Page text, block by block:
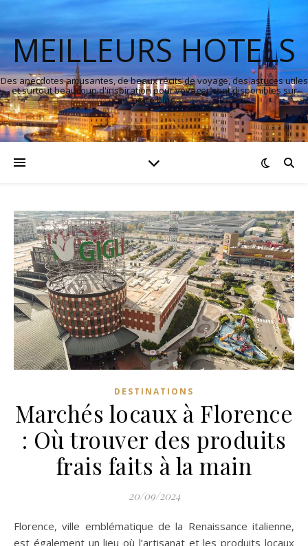
MEILLEURS HOTELS
Des anecdotes amusantes, de beaux récits de voyage, des astuces utiles
et surtout beaucoup d'inspiration pour voyager sont disponibles sur
notre blog.
DESTINATIONS
Marchés locaux à Florence
: Où trouver des produits
frais faits à la main
20/09/2024
Florence, ville emblématique de la Renaissance italienne,
est également un lieu où l’artisanat et les produits locaux